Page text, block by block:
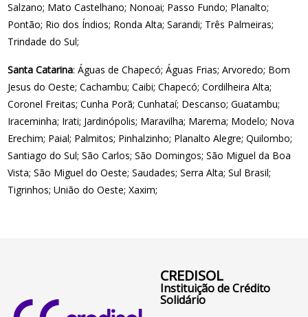
Salzano; Mato Castelhano; Nonoai; Passo Fundo; Planalto;
Pontão; Rio dos Índios; Ronda Alta; Sarandi; Três Palmeiras;
Trindade do Sul;
Santa Catarina: Águas de Chapecó; Águas Frias; Arvoredo; Bom
Jesus do Oeste; Cachambu; Caibi; Chapecó; Cordilheira Alta;
Coronel Freitas; Cunha Porã; Cunhataí; Descanso; Guatambu;
Iraceminha; Irati; Jardinópolis; Maravilha; Marema; Modelo; Nova
Erechim; Paial; Palmitos; Pinhalzinho; Planalto Alegre; Quilombo;
Santiago do Sul; São Carlos; São Domingos; São Miguel da Boa
Vista; São Miguel do Oeste; Saudades; Serra Alta; Sul Brasil;
Tigrinhos; União do Oeste; Xaxim;
CREDISOL
Instituição de Crédito
Solidário